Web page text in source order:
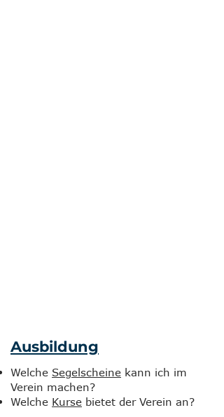
Ausbildung
Welche Segelscheine kann ich im
Verein machen?
Welche Kurse bietet der Verein an?